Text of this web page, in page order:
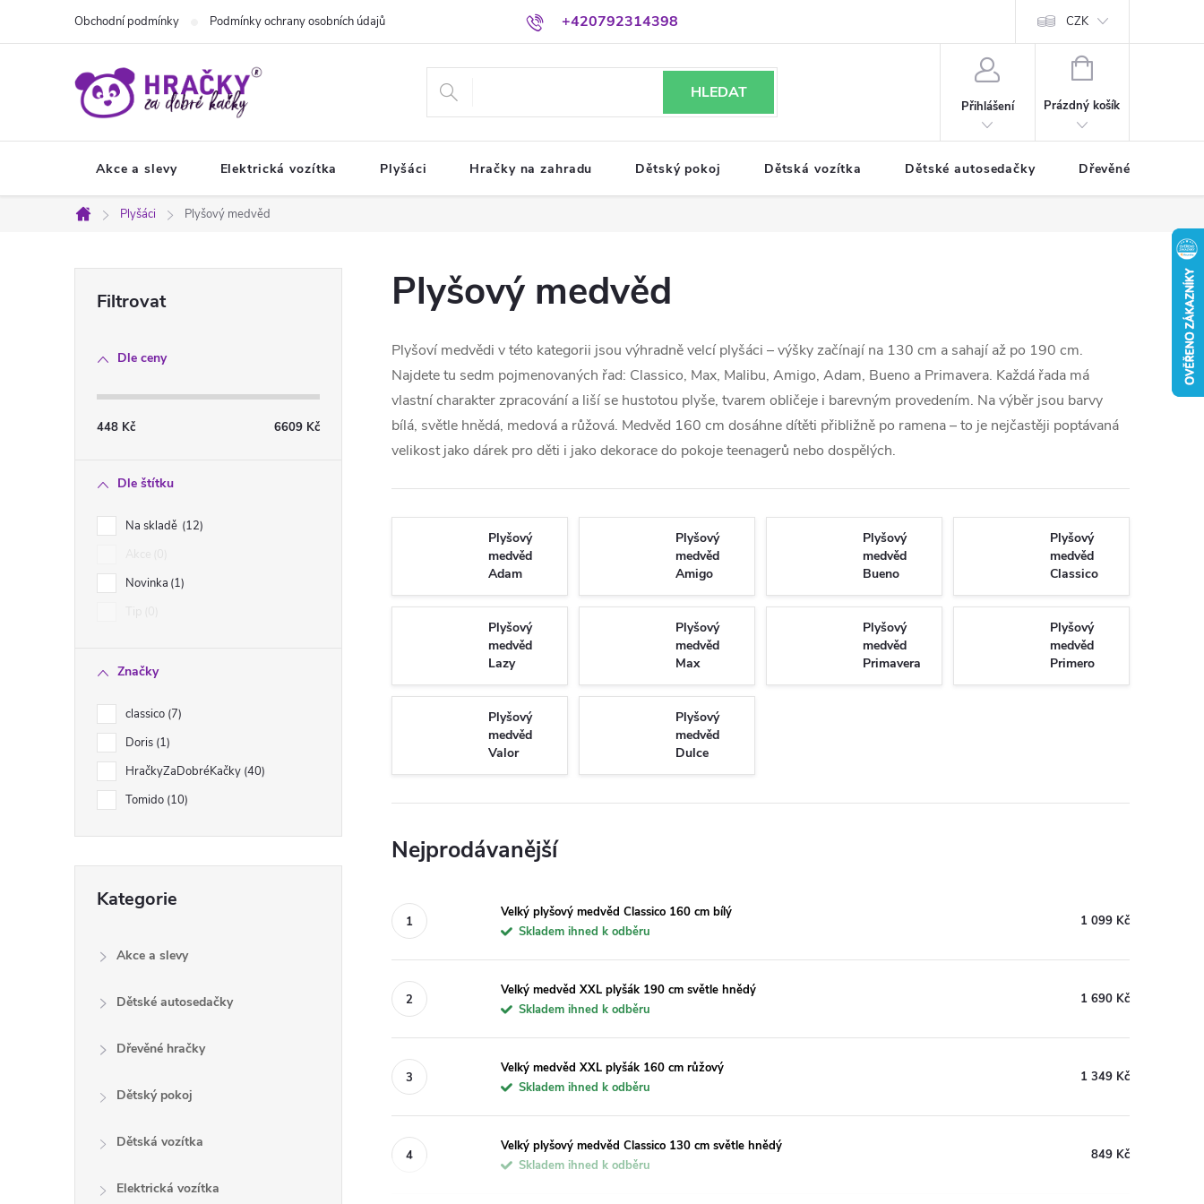
+420792314398
Obchodní podmínky Podmínky ochrany osobních údajů CZK
HLEDAT
Přihlášení
NÁKUPNÍ
Prázdný košík
Akce a slevy Elektrická vozítka Plyšáci Hračky na zahradu Dětský pokoj Dětská vozítka Dětské autosedačky Dřevěné hračky
Domů
Plyšáci Plyšový medvěd
e
l
Dle ceny
448 Kč 6609 Kč
Dle štítku
Na skladě 12
Novinka 1
Značky
classico 7
Doris 1
HračkyZaDobréKačky 40
Tomido 10
kategorie
Kategorie
Akce a slevy
Dětské autosedačky
Dřevěné hračky
Dětský pokoj
Dětská vozítka
Elektrická vozítka
Plyšový medvěd
Plyšoví medvědi v této kategorii jsou výhradně velcí plyšáci – výšky začínají na 130 cm a sahají až po 190 cm.
Najdete tu sedm pojmenovaných řad: Classico, Max, Malibu, Amigo, Adam, Bueno a Primavera. Každá řada má
vlastní charakter zpracování a liší se hustotou plyše, tvarem obličeje i barevným provedením. Na výběr jsou barvy
bílá, světle hnědá, medová a růžová. Medvěd 160 cm dosáhne dítěti přibližně po ramena – to je nejčastěji poptávaná
velikost jako dárek pro děti i jako dekorace do pokoje teenagerů nebo dospělých.
Plyšový
medvěd
Adam
Plyšový
medvěd
Amigo
Plyšový
medvěd
Bueno
Plyšový
medvěd
Classico
Plyšový
medvěd
Lazy
Plyšový
medvěd
Max
Plyšový
medvěd
Primavera
Plyšový
medvěd
Primero
Plyšový
medvěd
Valor
Plyšový
medvěd
Dulce
Nejprodávanější
Velký plyšový medvěd Classico 160 cm bílý
Skladem ihned k odběru
1 099 Kč
Velký medvěd XXL plyšák 190 cm světle hnědý
Skladem ihned k odběru
1 690 Kč
Velký medvěd XXL plyšák 160 cm růžový
Skladem ihned k odběru
1 349 Kč
Velký plyšový medvěd Classico 130 cm světle hnědý
Skladem ihned k odběru
849 Kč